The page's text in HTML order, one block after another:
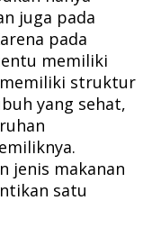
juga pada
pada
memiliki
struktur
yang sehat,
jenis makanan
satu